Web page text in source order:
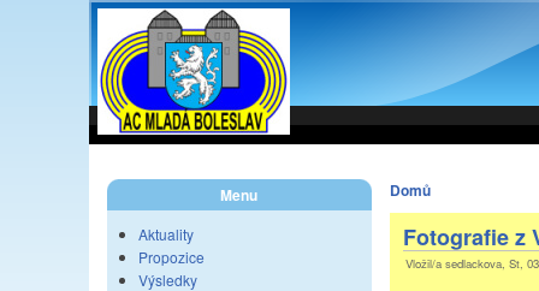
Menu
Aktuality
Propozice
Výsledky
Domů
Fotografie z
Vložil/a sedlackova, St,